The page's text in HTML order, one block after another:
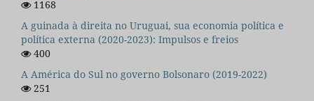
1168
A guinada à direita no Uruguai, sua economia política e
política externa (2020-2023): Impulsos e freios
400
A América do Sul no governo Bolsonaro (2019-2022)
251